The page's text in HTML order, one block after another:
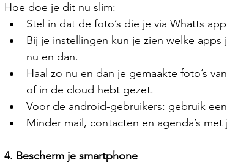
Hoe doe je dit nu slim:
Stel in dat de foto’s die je via Whatts
Bij je instellingen kun je zien welke
nu en dan.
Haal zo nu en dan je gemaakte foto’s
of in de cloud hebt gezet.
Voor de android-gebruikers: gebruik
Minder mail, contacten en agenda’s
4. Bescherm je smartphone